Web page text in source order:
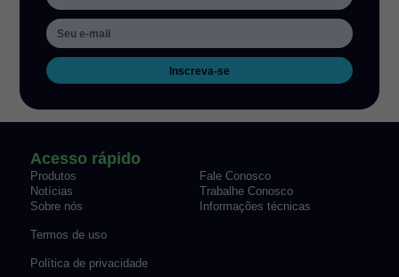
Inscreva-se
Acesso rápido
Produtos
Fale Conosco
Notícias
Trabalhe Conosco
Sobre nós
Informações técnicas
Termos de uso
Política de privacidade